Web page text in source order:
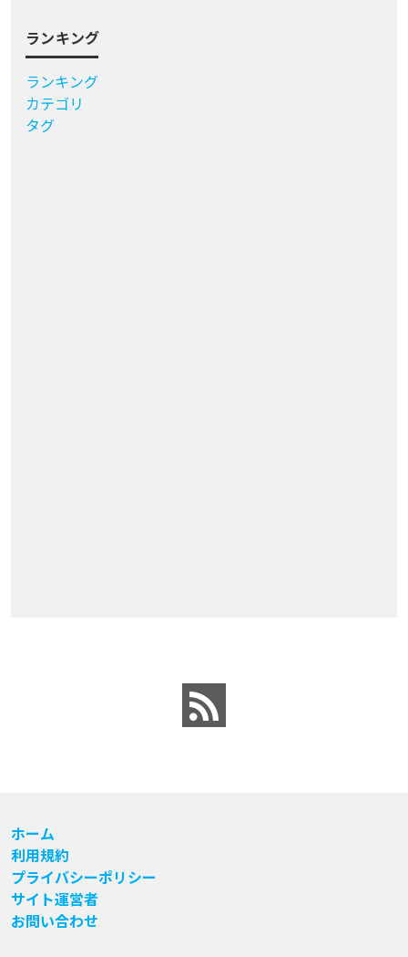
ランキング
ランキング
カテゴリ
タグ
ホーム
利用規約
プライバシーポリシー
サイト運営者
お問い合わせ